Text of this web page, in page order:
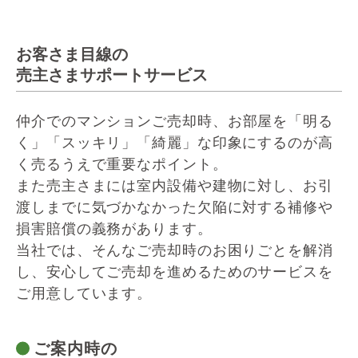
お客さま目線の
売主さまサポートサービス
仲介でのマンションご売却時、 お部屋を「明る
く」「スッキリ」「綺麗」な印象にするのが高
く売るうえで重要なポイント。
また売主さまには室内設備や建物に対し、 お引
渡しまでに気づかなかった欠陥に対する補修や
損害賠償の義務があります。
当社では、そんなご売却時のお困りごとを解消
し、 安心してご売却を進めるためのサービスを
ご用意しています。
ご案内時の